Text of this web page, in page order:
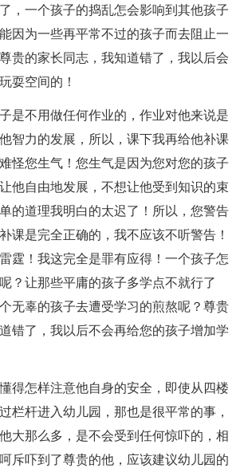
，一个孩子的捣乱怎会影响到其他孩子
因为一些再平常不过的孩子而去阻止一
贵的家长同志，我知道错了，我以后会
耍空间的！
是不用做任何作业的，作业对他来说是
智力的发展，所以，课下我再给他补课
怪您生气！您生气是因为您对您的孩子
他自由地发展，不想让他受到知识的束
的道理我明白的太迟了！所以，您警告
课是完全正确的，我不应该不听警告！
霆！我这完全是罪有应得！一个孩子怎
？让那些平庸的孩子多学点不就行了
无辜的孩子去遭受学习的煎熬呢？尊贵
错了，我以后不会再给您的孩子增加学
得怎样注意他自身的安全，即使从四楼
栏杆进入幼儿园，那也是很平常的事，
大那么多，是不会受到任何惊吓的，相
斥吓到了尊贵的他，应该建议幼儿园的